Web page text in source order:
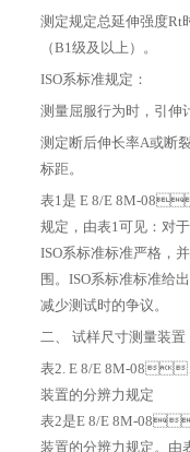
测定规定总延伸强度Rt
（B1级及以上）。
ISO系标准规定：
测量屈服行为时，引伸
测定断后伸长率A或断裂
标距。
表1是 E 8/E 8M-
规定，由表1可见
ISO系标准标准严格
围。ISO系标准标准
减少测试时的争议。
二、 试样尺寸测量装置
表2. E 8/E 8M-08
装置的分辨力规定
表2是E 8/E 8M-08
装置的分辨力规定。